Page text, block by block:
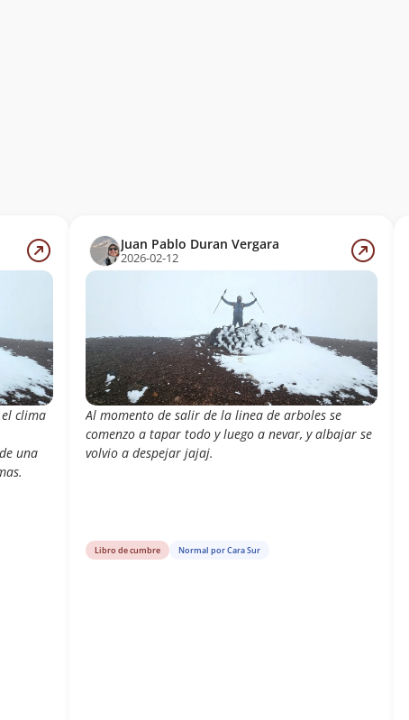
clima
una
Juan Pablo Duran Vergara
2026-02-12
Al momento de salir de la linea de arboles se
comenzo a tapar todo y luego a nevar, y albajar se
volvio a despejar jajaj.
Libro de cumbre Normal por Cara Sur